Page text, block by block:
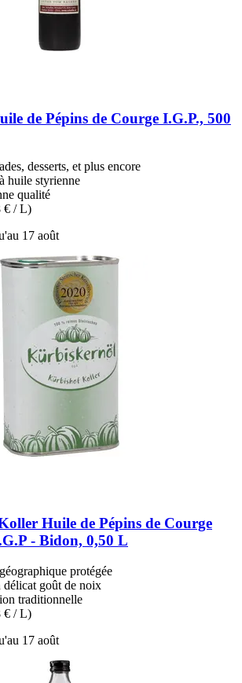
de Pépins de Courge I.G.P., 500
desserts, et plus encore
huile styrienne
qualité
€ / L)
17 août
Huile de Pépins de Courge
-​ Bidon, 0,50 L
protégée
délicat goût de noix
traditionnelle
€ / L)
17 août